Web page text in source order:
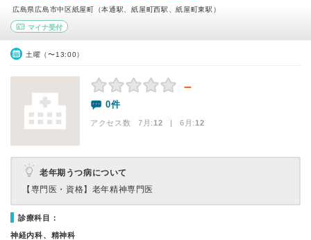
広島県広島市中区紙屋町（本通駅、紙屋町西駅、紙屋町東駅）
マイナ受付
土曜（〜13:00）
－
0件
アクセス数 7月:12 | 6月:12
老年期うつ病について
【専門医・資格】 老年精神専門医
診療科目：
神経内科、精神科